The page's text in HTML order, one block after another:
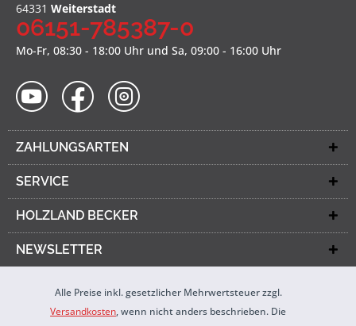
64331 Weiterstadt
06151-785387-0
Mo-Fr, 08:30 - 18:00 Uhr und Sa, 09:00 - 16:00 Uhr
ZAHLUNGSARTEN
SERVICE
HOLZLAND BECKER
NEWSLETTER
Alle Preise inkl. gesetzlicher Mehrwertsteuer zzgl.
Versandkosten, wenn nicht anders beschrieben. Die